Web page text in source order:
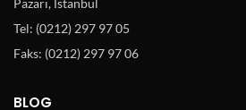
Pazarı, İstanbul
Tel: (0212) 297 97 05
Faks: (0212) 297 97 06
BLOG